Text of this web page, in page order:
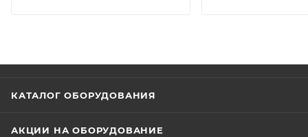
КАТАЛОГ ОБОРУДОВАНИЯ
АКЦИИ НА ОБОРУДОВАНИЕ